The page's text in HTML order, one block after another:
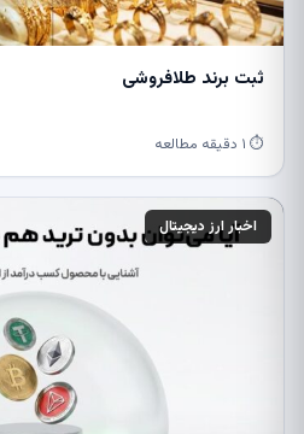
ثبت برند طلافروشی
⏱ ۱ دقیقه مطالعه
اخبار ارز دیجیتال